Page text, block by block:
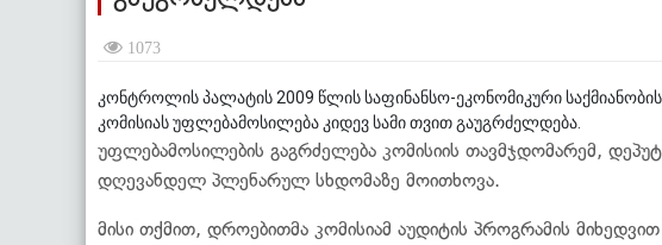
1073
კონტროლის პალატის 2009 წლის საფინანსო-ეკონომიკური
კომისიას უფლებამოსილება კიდევ სამი თვით გაუგრძელდება.
უფლებამოსილების გაგრძელება კომისიის თავმჯდომარემ,
დღევანდელ პლენარულ სხდომაზე მოითხოვა.
მისი თქმით, დროებითმა კომისიამ აუდიტის პროგრამის